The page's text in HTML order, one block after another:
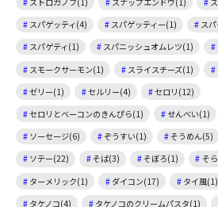
スパゲッティ(4)
スパゲッティー(1)
ス
スパゲティ(1)
スパニッシュオムレツ(1)
スモークサーモン(1)
スライスチーズ(1)
ゼリー(1)
セルリー(4)
セロリ(12)
セロリとベーコンのきんぴら(1)
せんべい(1)
ソーセージ(6)
ぞうすい(1) そうめん(5)
ソテー(22)
そば(3) そぼろ(1) そ
ターメリック(1)
ダイコン(17) タイ風(1)
タケノコ(4)
タケノコのクリームパスタ(1)